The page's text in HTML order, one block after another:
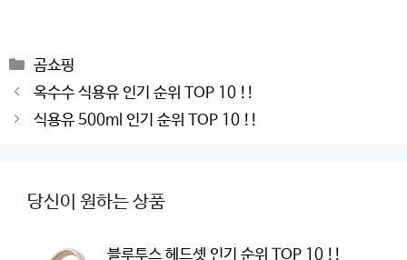
Categories
곰쇼핑
Post
navigation
옥수수 식용유 인기 순위 TOP 10 !!
식용유 500ml 인기 순위 TOP 10 !!
당신이 원하는 상품
블루투스 헤드셋 인기 순위 TOP 10 !!